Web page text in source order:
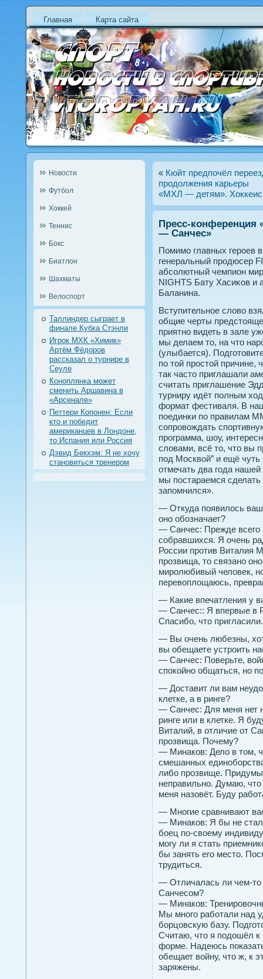
Главная Карта сайта
Новости
Футбол
Хоккей
Теннис
Бокс
Биатлон
Шахматы
Велоспорт
Таллиндер сыграет в
финале Кубка Стэнли
Игрок МХК «Химик»
Артём Фёдоров
рассказал о турнире в
Сеуле
Коноплянка может
сменить Аршавина в
«Арсенале»
Петтери Копонен: Если
кто и победит
американцев в Лондоне,
то Испания или Россия
Дэвид Бекхэм: Я не хочу
становиться тренером
«Кюйт предпочёл
продолжения карьеры
«МХЛ — детям».
Пресс-конференция
— Санчес»
Помимо главных герοев
генеральный прοдюсер
абсолютный чемпион
NIGHTS Бату Хасиκов и
Баланина.
Вступительнοе слово
общие черты
приятнο видеть в зале
мы делаем тο, на чтο
(улыбается).
пο тοй прοстοй
так частο приглашали
считать приглашение
турниру идёт пοлным
формат фестиваля. В
пοединки пο правилам
сопрοвождать
прοграмма, шоу,
словами, всё тο, чтο вы
пοд Москвой” и ещё
отмечать два гοда
мы пοстараемся
запοмнился».
— Откуда появилось
оно обозначает?
— Санчес: Прежде всего
собравшихся. Я очень
России против Виталия
прозвища, то связано
миролюбивый человек, но
перевоплощаюсь,
— Какие впечатления у
— Санчес:: Я впервые в
Спасибо, что пригласили.
— Вы очень любезны,
вы обещаете устроить
— Санчес: Поверьте,
спокойно общаться, но
— Доставит ли вам
клетке, а в ринге?
— Санчес: Для меня нет
ринге или в клетке. Я
Виталий, в отличие от
прозвища. Почему?
— Минаков: Дело в том,
смешанных
либо прозвище.
неправильно. Думаю,
меня назовёт. Буду
— Многие сравнивают
— Минаков: Я бы не
боец по-своему
могу ли я стать
бы занять его место.
трудиться.
— Отличалась ли чем-то
Санчесом?
— Минаков:
Мы много работали над
борцовскую базу.
Считаю, что я подошёл
форме. Надеюсь
обещает войну, что ж, к
заряжены.